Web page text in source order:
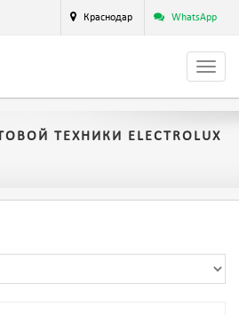
Краснодар WhatsApp
ТЕХНИКИ ELECTROLUX